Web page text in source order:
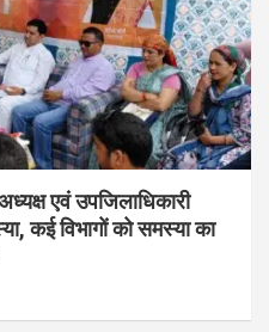
एवं उपजिलाधिकारी
कई विभागों को समस्या का